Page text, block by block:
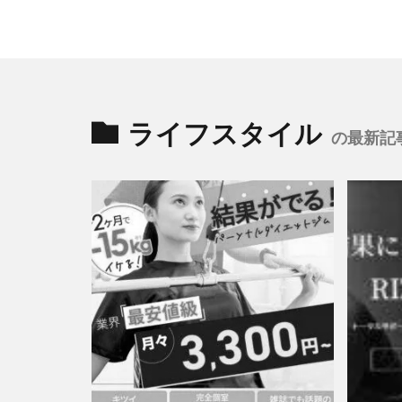
ライフスタイル の最新記